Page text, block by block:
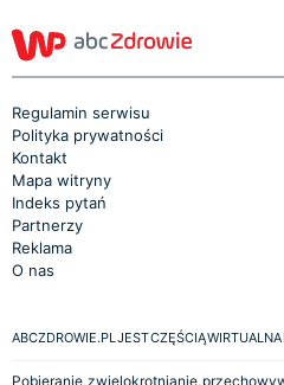
Regulamin serwisu
Polityka prywatności
Kontakt
Mapa witryny
Indeks pytań
Partnerzy
Reklama
O nas
ABCZDROWIE.PL JEST CZĘŚCIĄ WIRTUALNA
Pobieranie, zwielokrotnianie,